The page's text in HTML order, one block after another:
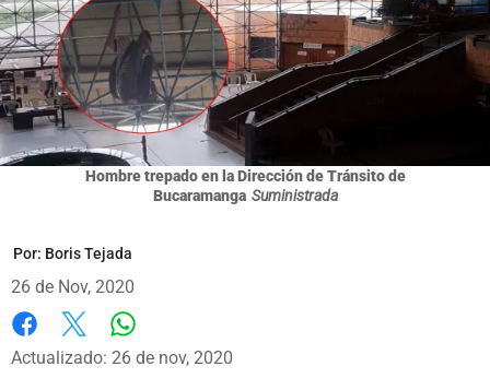
Hombre trepado en la Dirección de Tránsito de
Bucaramanga Suministrada
Por: Boris Tejada
26 de Nov, 2020
Facebook
X
Actualizado: 26 de nov, 2020